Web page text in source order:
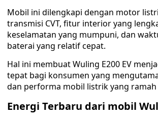
Mobil ini dilengkapi dengan motor
transmisi CVT, fitur interior yang
keselamatan yang mumpuni, dan
baterai yang relatif cepat.
Hal ini membuat Wuling E200 EV
tepat bagi konsumen yang
dan performa mobil listrik yang
Energi Terbaru dari mobil